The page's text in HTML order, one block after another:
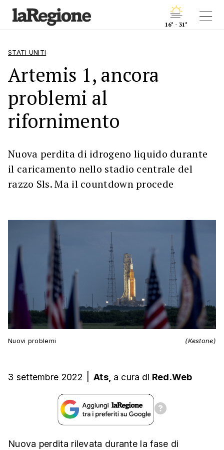
16° - 31°
STATI UNITI
Artemis 1, ancora
problemi al
rifornimento
Nuova perdita di idrogeno liquido durante
il caricamento nello stadio centrale del
razzo Sls. Ma il countdown procede
Nuovi problemi (Kestone)
3 settembre 2022 Ats, a cura di Red.Web
Nuova perdita rilevata durante la fase di